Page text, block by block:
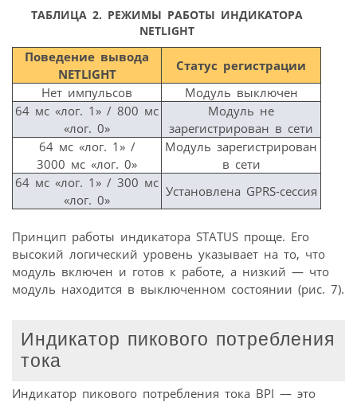
ТАБЛИЦА 2. РЕЖИМЫ РАБОТЫ ИНДИКАТОРА
NETLIGHT
Поведение вывода
NETLIGHT
Статус регистрации
Нет импульсов
Модуль выключен
64 мс «лог. 1» / 800 мс
«лог. 0»
Модуль не
зарегистрирован в сети
64 мс «лог. 1» /
3000 мс «лог. 0»
Модуль зарегистрирован
в сети
64 мс «лог. 1» / 300 мс
«лог. 0»
Установлена GPRS-сессия
Принцип работы индикатора STATUS проще. Его
высокий логический уровень указывает на то, что
модуль включен и готов к работе, а низкий — что
модуль находится в выключенном состоянии (рис. 7).
Индикатор пикового потребления
тока
Индикатор пикового потребления тока BPI — это